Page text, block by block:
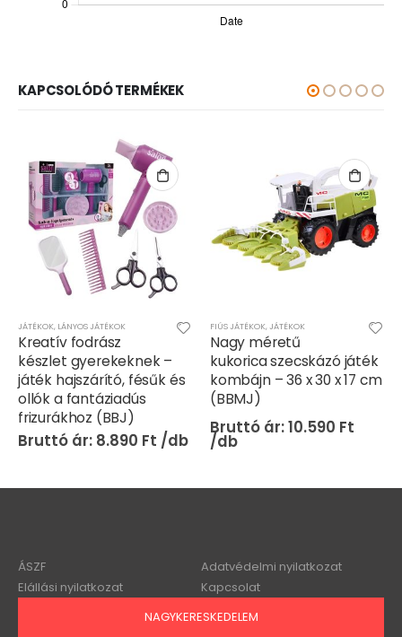
KAPCSOLÓDÓ TERMÉKEK
FIÚS JÁTÉKOK,JÁTÉKOK
Nagy méretű
kukorica szecskázó játék
kombájn – 36 x 30 x 17 cm
(BBMJ)
10.590
JÁTÉKOK,LÁNYOS JÁTÉKOK
Barbi biciklis kaland
gördeszkázó
kisállatokkal – interaktív
és szórakoztató
játékszett (BBJ)
ÁSZF
Adatvédelmi nyilatkozat
Elállási nyilatkozat
Kapcsolat
NAGYKERESKEDELEM